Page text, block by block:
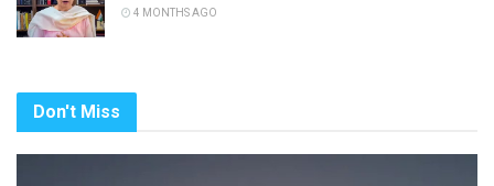
4 MONTHS AGO
Don't Miss